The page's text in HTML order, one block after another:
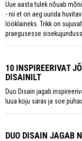
Uue aasta tulek nõuab
- nii et on aeg uurida
lööklaineks. Trikk on
praegusesse
10 INSPIREERIVAT
DISAINILT
Duo Disain jagab
luua koju särav ja soe
DUO DISAIN JAGAB